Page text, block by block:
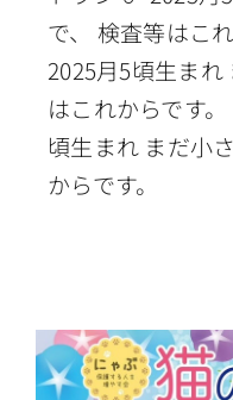
で、 検査等はこ
2025月5頃生まれ
はこれからです
頃生まれ まだ小
からです。